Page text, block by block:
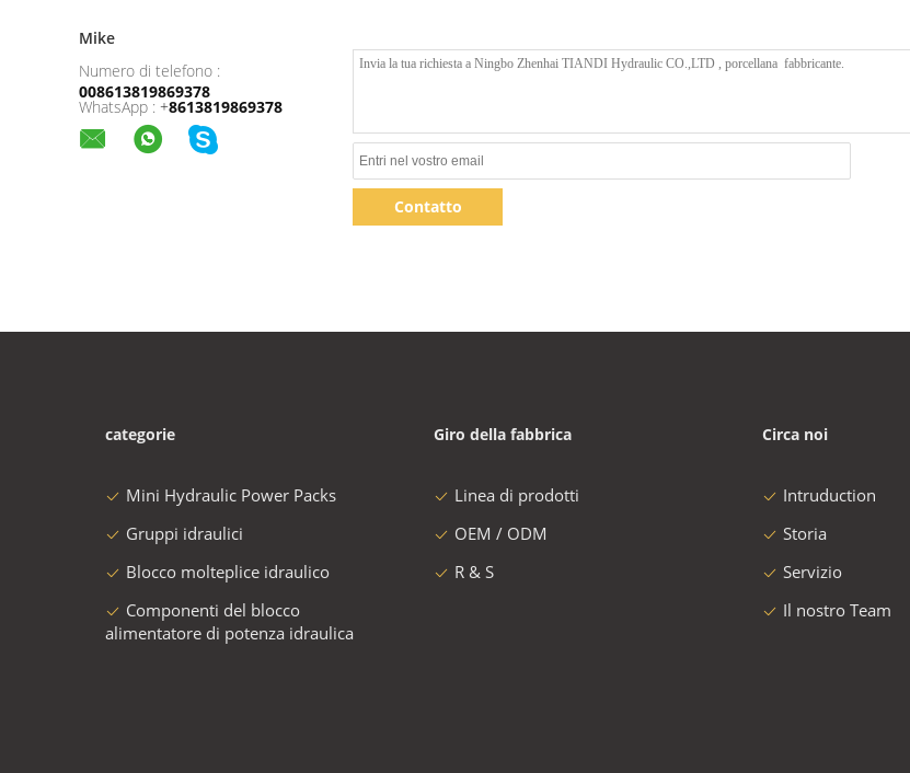
Mike
Numero di telefono :
008613819869378
WhatsApp : +8613819869378
Contatto
categorie
Mini Hydraulic Power Packs
Gruppi idraulici
Blocco molteplice idraulico
Componenti del blocco
alimentatore di potenza idraulica
Giro della fabbrica
Linea di prodotti
OEM / ODM
R & S
Circa noi
Intruduction
Storia
Servizio
Il nostro Team